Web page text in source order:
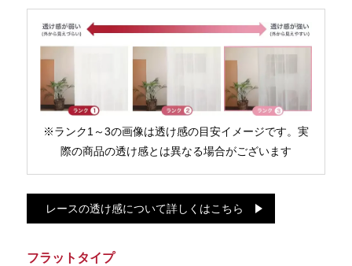
※ランク1～3の画像は透け感の目安イメージです。実
際の商品の透け感とは異なる場合がございます
レースの透け感について詳しくはこちら
フラットタイプ